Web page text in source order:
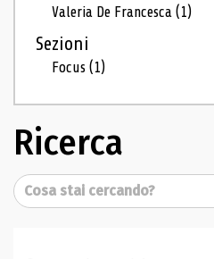
Valeria De Francesca(1)
Sezioni
Focus(1)
Ricerca
Cerca